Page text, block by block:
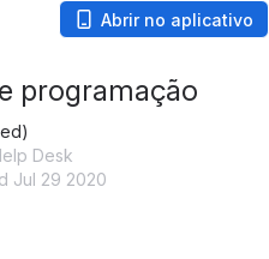
Abrir no aplicativo
programação
Desk
Jul 29 2020